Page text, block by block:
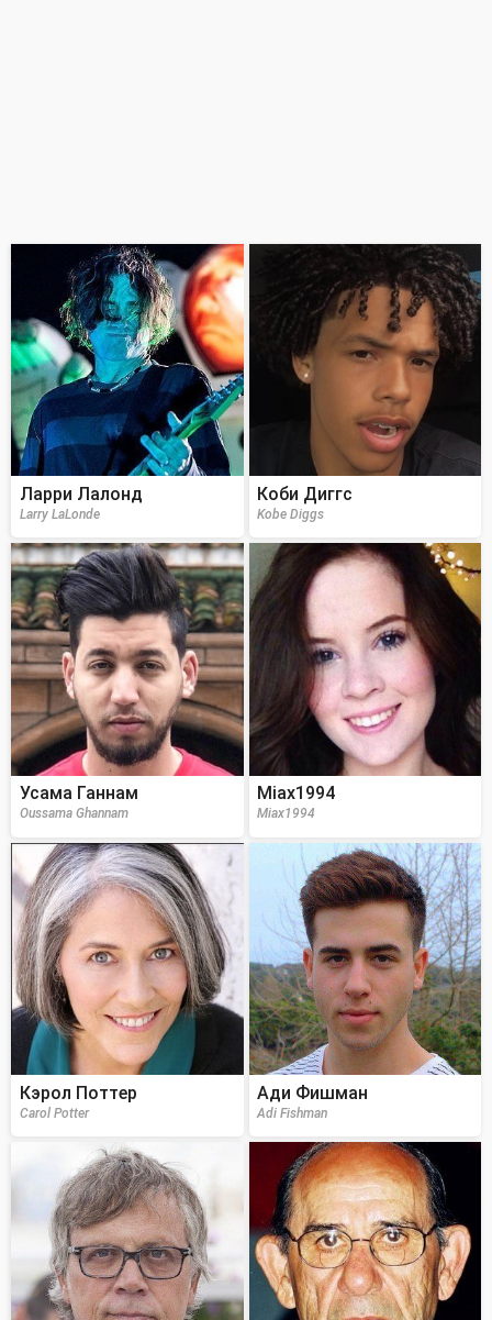
Ларри Лалонд
Larry LaLonde
Коби Диггс
Kobe Diggs
Усама Ганнам
Oussama Ghannam
Miax1994
Miax1994
Кэрол Поттер
Carol Potter
Ади Фишман
Adi Fishman